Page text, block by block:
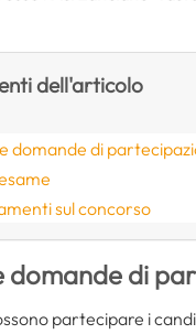
dell'articolo
domande di
sul concorso
domande di
partecipare i